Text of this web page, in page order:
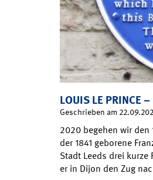
LOUIS LE PRINCE
Geschrieben am
2020 begehen wir den
der 1841 geborene
Stadt Leeds drei kurze
er in Dijon den Zug